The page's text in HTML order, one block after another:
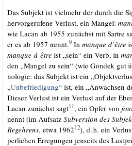
Das Sub­jekt ist viel­mehr der durch die
her­vor­ge­ru­fe­ne Ver­lust, ein Man­gel:
wie Lacan ab 1955 zunächst mit Sart­re
er es ab 1957 nennt.9In man­que d’êt­re
man­que-à-être ist „sein“ ein Verb, in
den „Man­gel zu sein“ (wie Gon­dek gut
no­lo­gie: das Sub­jekt ist ein
„Unbe­frie­di­gung“ ist, ein „Anwach­sen
Die­ser Ver­lust ist ein Ver­lust auf der
Lacan zunächst sagt11, ein Opfer von
nennt (im Auf­satz Sub­ver­si­on des
Begeh­rens, etwa 196212), d..h. ein
per­li­chen Erre­gun­gen jen­seits des